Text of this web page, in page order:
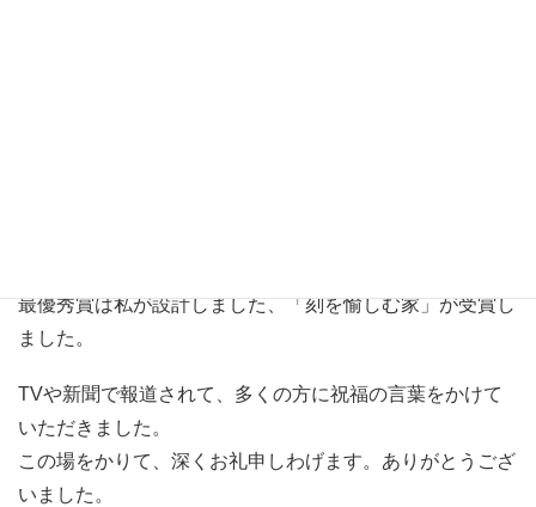
最優秀賞は私が設計しました、「刻を愉しむ家」が受賞し
ました。
TVや新聞で報道されて、多くの方に祝福の言葉をかけて
いただきました。
この場をかりて、深くお礼申しわげます。ありがとうござ
いました。